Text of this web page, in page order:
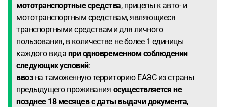
мототранспортные средства, прицепы к авто- и
мототранспортным средствам, являющиеся
транспортными средствами для личного
пользования, в количестве не более 1 единицы
каждого вида при одновременном соблюдении
следующих условий:
ввоз на таможенную территорию ЕАЭС из страны
предыдущего проживания осуществляется не
позднее 18 месяцев с даты выдачи документа,